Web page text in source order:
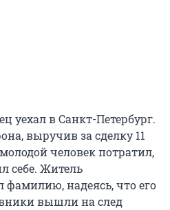
уехал в Санкт-Петербург.
выручив за сделку 11
человек потратил,
себе. Житель
фамилию, надеясь, что его
вышли на след